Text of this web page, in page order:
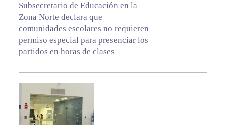
Subsecretario de Educación en la
Zona Norte declara que
comunidades escolares no requieren
permiso especial para presenciar los
partidos en horas de clases